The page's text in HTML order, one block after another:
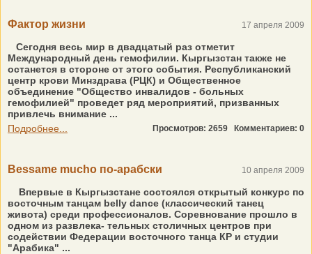
Фактор жизни 17 апреля 2009
Сегодня весь мир в двадцатый раз отметит
Международный день гемофилии. Кыргызстан также не
останется в стороне от этого события. Республиканский
центр крови Минздрава (РЦК) и Общественное
объединение "Общество инвалидов - больных
гемофилией" проведет ряд мероприятий, призванных
привлечь внимание ...
Подробнее...
Просмотров: 2659 Комментариев: 0
Bessame mucho по-арабски 10 апреля 2009
Впервые в Кыргызстане состоялся открытый конкурс по
восточным танцам belly dance (классический танец
живота) среди профессионалов. Соревнование прошло в
одном из развлека- тельных столичных центров при
содействии Федерации восточного танца КР и студии
"Арабика" ...